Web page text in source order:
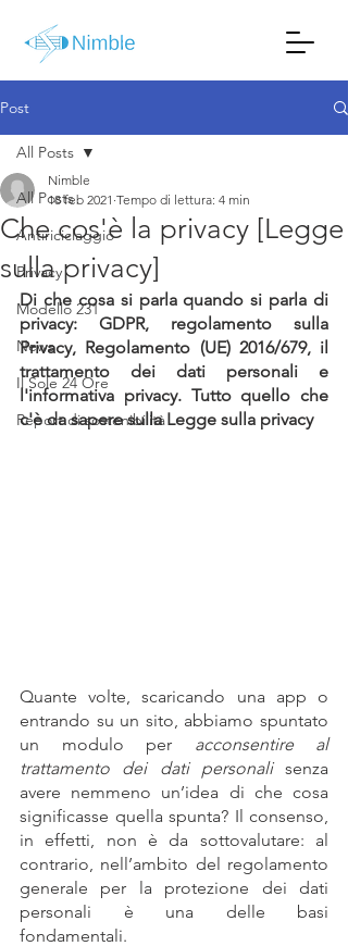
Post
All Posts
Antiriciclaggio
Privacy
Modello 231
News
Il Sole 24 Ore
Report di sostenibilità
All Posts
Che cos'è la privacy [Legge
sulla privacy]
Nimble
18 feb 2021 Tempo di lettura: 4 min
Di che cosa si parla quando si parla di
privacy: GDPR, regolamento sulla
Privacy, Regolamento (UE) 2016/679, il
trattamento dei dati personali e
l'informativa privacy. Tutto quello che
c'è da sapere sulla Legge sulla privacy
Quante volte, scaricando una app o
entrando su un sito, abbiamo spuntato
un modulo per acconsentire al
trattamento dei dati personali senza
avere nemmeno un’idea di che cosa
significasse quella spunta? Il consenso,
in effetti, non è da sottovalutare: al
contrario, nell’ambito del regolamento
generale per la protezione dei dati
personali è una delle basi
fondamentali.